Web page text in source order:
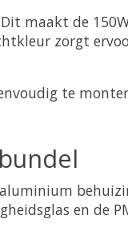
maakt de
zorgt
te
en de